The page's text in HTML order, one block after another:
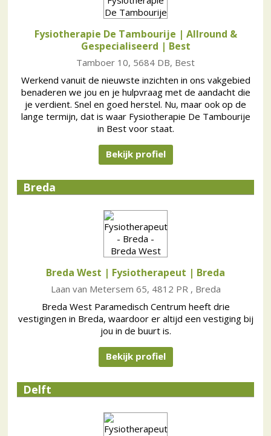
Fysiotherapie De Tambourije | Allround &
Gespecialiseerd | Best
Tamboer 10, 5684 DB, Best
Werkend vanuit de nieuwste inzichten in ons vakgebied
benaderen we jou en je hulpvraag met de aandacht die
je verdient. Snel en goed herstel. Nu, maar ook op de
lange termijn, dat is waar Fysiotherapie De Tambourije
in Best voor staat.
Bekijk profiel
Breda
Breda West | Fysiotherapeut | Breda
Laan van Metersem 65, 4812 PR , Breda
Breda West Paramedisch Centrum heeft drie
vestigingen in Breda, waardoor er altijd een vestiging bij
jou in de buurt is.
Bekijk profiel
Delft